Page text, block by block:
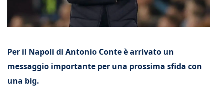
Per il Napoli di Antonio Conte è arrivato un
messaggio importante per una prossima sfida con
una big.